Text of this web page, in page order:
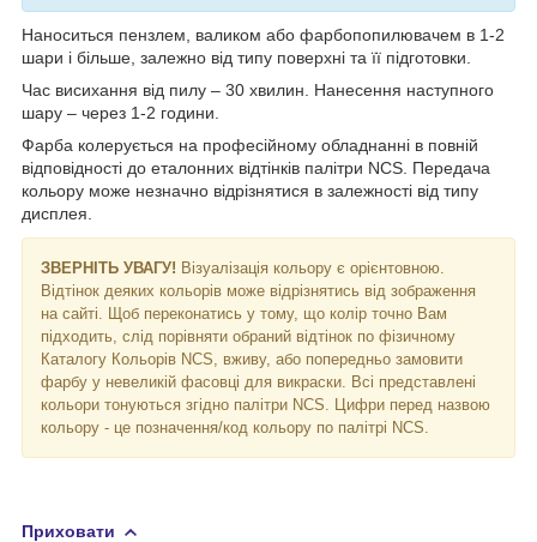
Наноситься пензлем, валиком або фарбопопилювачем в 1-2
шари і більше, залежно від типу поверхні та її підготовки.
Час висихання від пилу – 30 хвилин. Нанесення наступного
шару – через 1-2 години.
Фарба колерується на професійному обладнанні в повній
відповідності до еталонних відтінків палітри NCS. Передача
кольору може незначно відрізнятися в залежності від типу
дисплея.
ЗВЕРНІТЬ УВАГУ! Візуалізація кольору є орієнтовною.
Відтінок деяких кольорів може відрізнятись від зображення
на сайті. Щоб переконатись у тому, що колір точно Вам
підходить, слід порівняти обраний відтінок по фізичному
Каталогу Кольорів NCS, вживу, або попередньо замовити
фарбу у невеликій фасовці для викраски. Всі представлені
кольори тонуються згідно палітри NCS. Цифри перед назвою
кольору - це позначення/код кольору по палітрі NCS.
Приховати